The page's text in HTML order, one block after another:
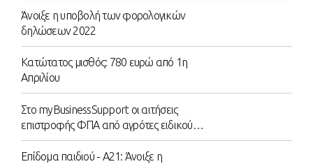
Άνοιξε η υποβολή των φορολογικών
δηλώσεων 2022
Κατώτατος μισθός: 780 ευρώ από 1η
Απριλίου
Στο myBusinessSupport οι αιτήσεις
επιστροφής ΦΠΑ από αγρότες ειδικού
καθεστώτος
Επίδομα παιδιού - Α21: Άνοιξε η